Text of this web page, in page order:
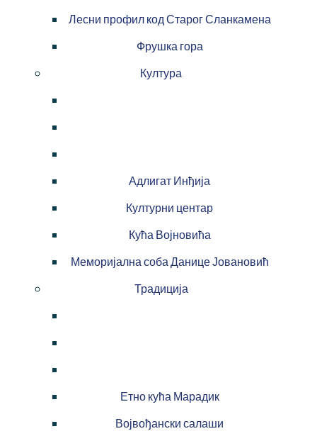
Лесни профил код Старог Сланкамена
Фрушка гора
Култура
Адлигат Инђија
Културни центар
Кућа Војновића
Меморијална соба Данице Јовановић
Традиција
Етно кућа Марадик
Војвођански салаши